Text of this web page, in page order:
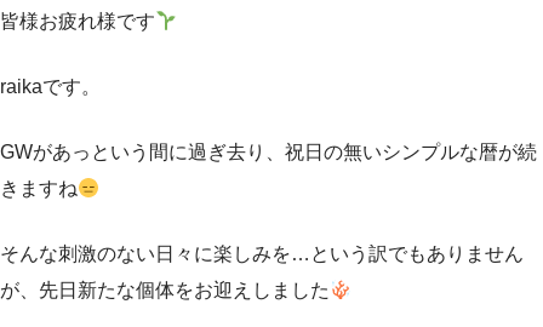
皆様お疲れ様です
raikaです。
GWがあっという間に過ぎ去り、祝日の無いシンプルな暦が続
きますね
そんな刺激のない日々に楽しみを…という訳でもありません
が、先日新たな個体をお迎えしました